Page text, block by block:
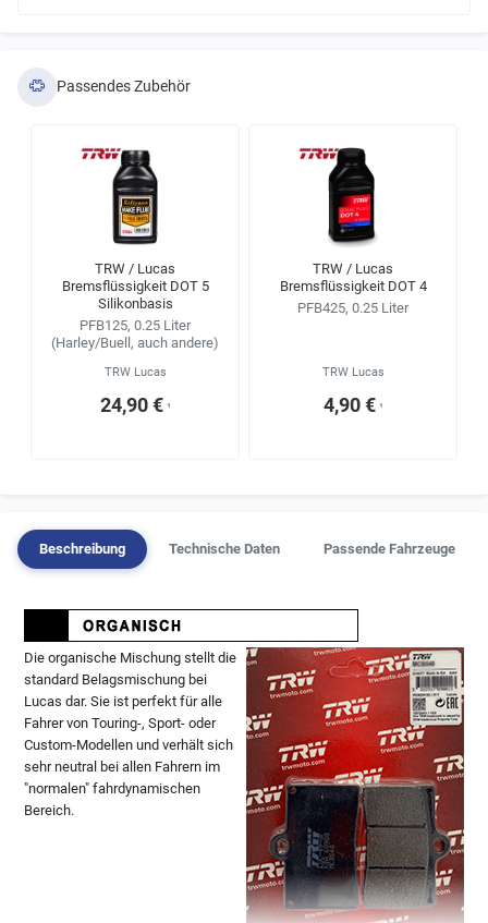
Passendes Zubehör
TRW / Lucas
Bremsflüssigkeit DOT 5
Silikonbasis
PFB125, 0.25 Liter
(Harley/Buell, auch andere)
TRW Lucas
24,90 € ¹
TRW / Lucas
Bremsflüssigkeit DOT 4
PFB425, 0.25 Liter
TRW Lucas
4,90 € ¹
Beschreibung Technische Daten Passende Fahrzeuge
Die organische Mischung stellt die
standard Belagsmischung bei
Lucas dar. Sie ist perfekt für alle
Fahrer von Touring-, Sport- oder
Custom-Modellen und verhält sich
sehr neutral bei allen Fahrern im
"normalen" fahrdynamischen
Bereich.